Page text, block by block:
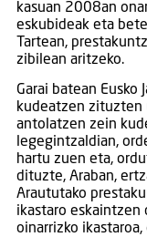
kasuan 2008an
eskubideak eta
Tartean,
zibilean aritzeko.
Garai batean Eusko
kudeatzen zituzten
antolatzen zein
legegintzaldian,
hartu zuen eta,
dituzte, Araban,
Araututako
ikastaro eskaintzen
oinarrizko